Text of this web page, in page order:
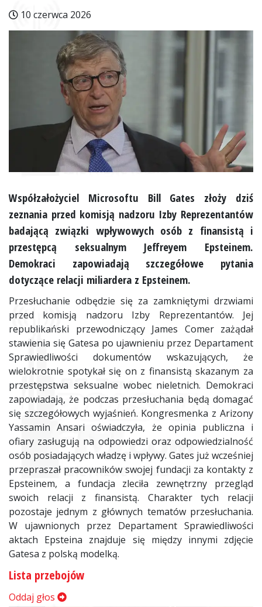
10 czerwca 2026
Współzałożyciel Microsoftu Bill Gates złoży dziś
zeznania przed komisją nadzoru Izby Reprezentantów
badającą związki wpływowych osób z finansistą i
przestępcą seksualnym Jeffreyem Epsteinem.
Demokraci zapowiadają szczegółowe pytania
dotyczące relacji miliardera z Epsteinem.
Przesłuchanie odbędzie się za zamkniętymi drzwiami
przed komisją nadzoru Izby Reprezentantów. Jej
republikański przewodniczący James Comer zażądał
stawienia się Gatesa po ujawnieniu przez Departament
Sprawiedliwości dokumentów wskazujących, że
wielokrotnie spotykał się on z finansistą skazanym za
przestępstwa seksualne wobec nieletnich. Demokraci
zapowiadają, że podczas przesłuchania będą domagać
się szczegółowych wyjaśnień. Kongresmenka z Arizony
Yassamin Ansari oświadczyła, że opinia publiczna i
ofiary zasługują na odpowiedzi oraz odpowiedzialność
osób posiadających władzę i wpływy. Gates już wcześniej
przepraszał pracowników swojej fundacji za kontakty z
Epsteinem, a fundacja zleciła zewnętrzny przegląd
swoich relacji z finansistą. Charakter tych relacji
pozostaje jednym z głównych tematów przesłuchania.
W ujawnionych przez Departament Sprawiedliwości
aktach Epsteina znajduje się między innymi zdjęcie
Gatesa z polską modelką.
Lista przebojów
Oddaj głos